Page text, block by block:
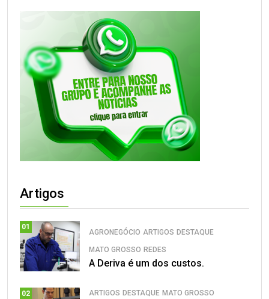
Artigos
01
AGRONEGÓCIO ARTIGOS DESTAQUE
MATO GROSSO REDES
A Deriva é um dos custos.
02 ARTIGOS DESTAQUE MATO GROSSO